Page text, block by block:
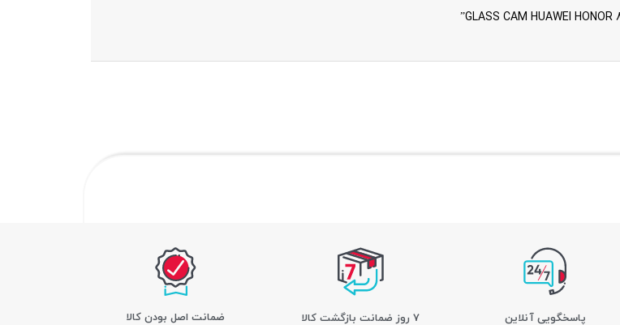
پاسخگویی آنلاین 7 روز ضمانت بازگشت کالا ﺿﻤﺎﻧﺖ اﺻﻞ ﺑﻮدن ﮐﺎﻟﺎ